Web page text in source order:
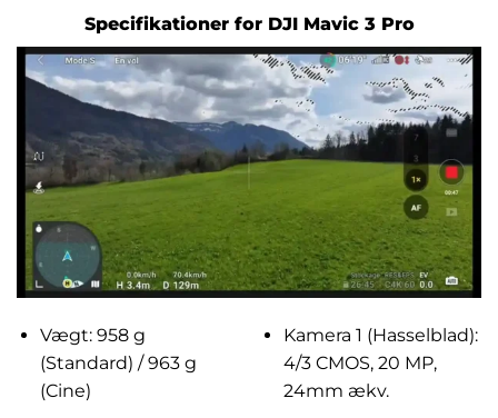
Specifikationer for DJI Mavic 3 Pro
Vægt: 958 g
(Standard) / 963 g
(Cine)
Kamera 1 (Hasselblad):
4/3 CMOS, 20 MP,
24mm ækv.